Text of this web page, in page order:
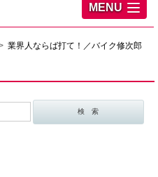
MENU
業界人ならば打て！／バイク修次郎